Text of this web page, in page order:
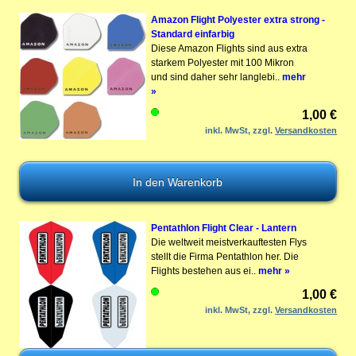
Amazon Flight Polyester extra strong -
Standard einfarbig
Diese Amazon Flights sind aus extra
starkem Polyester mit 100 Mikron
und sind daher sehr langlebi.. mehr
»
1,00 €
inkl. MwSt, zzgl.Versandkosten
Pentathlon Flight Clear - Lantern
Die weltweit meistverkauftesten Flys
stellt die Firma Pentathlon her. Die
Flights bestehen aus ei.. mehr »
1,00 €
inkl. MwSt, zzgl.Versandkosten